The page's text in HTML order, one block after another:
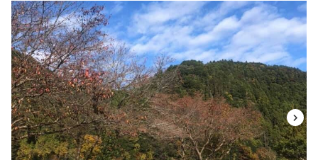
イベント-トップ
“いばらき”のキャンプ場を探す
楽しみ方 新着情報
イベント情報 春夏キャンプ